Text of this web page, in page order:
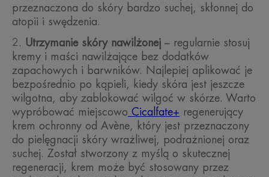
przeznaczona do skóry bardzo suchej, skłonnej do
atopii i swędzenia.
Utrzymanie skóry nawilżonej – regularnie stosuj
kremy i maści nawilżające bez dodatków
zapachowych i barwników. Najlepiej aplikować je
bezpośrednio po kąpieli, kiedy skóra jest jeszcze
wilgotna, aby zablokować wilgoć w skórze. Warto
wypróbować miejscowo Cicalfate+ regenerujący
krem ochronny od Avène, który jest przeznaczony
do pielęgnacji skóry wrażliwej, podrażnionej oraz
suchej. Został stworzony z myślą o skutecznej
regeneracji, krem może być stosowany przez